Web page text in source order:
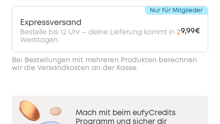
Expressversand
Bestelle bis 12 Uhr – deine Lieferung kommt in 2
Werktagen.
9,99€
Nur für Mitglieder
Bei Bestellungen mit mehreren Produkten berechnen
wir die Versandkosten an der Kasse.
Mach mit beim eufyCredits
Programm und sicher dir